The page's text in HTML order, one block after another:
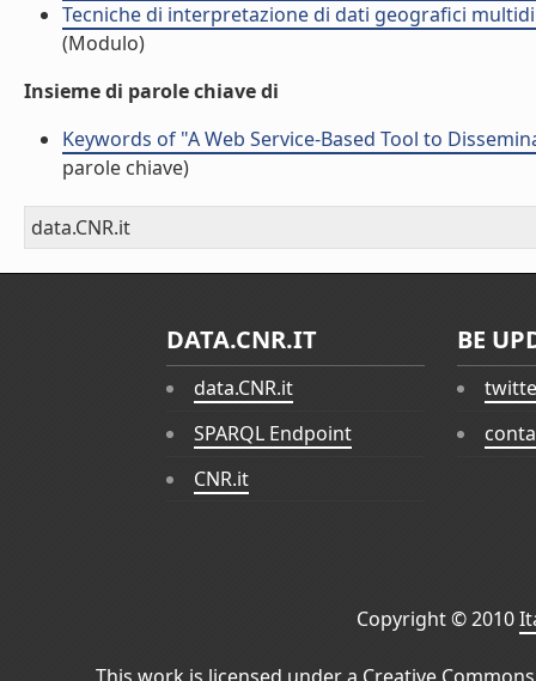
Tecniche di interpretazione di dati geografici
(Modulo)
Insieme di parole chiave di
Keywords of "A Web Service-Based Tool to
parole chiave)
data.CNR.it
DATA.CNR.IT
data.CNR.it
SPARQL Endpoint
CNR.it
BE
Copyright © 2010